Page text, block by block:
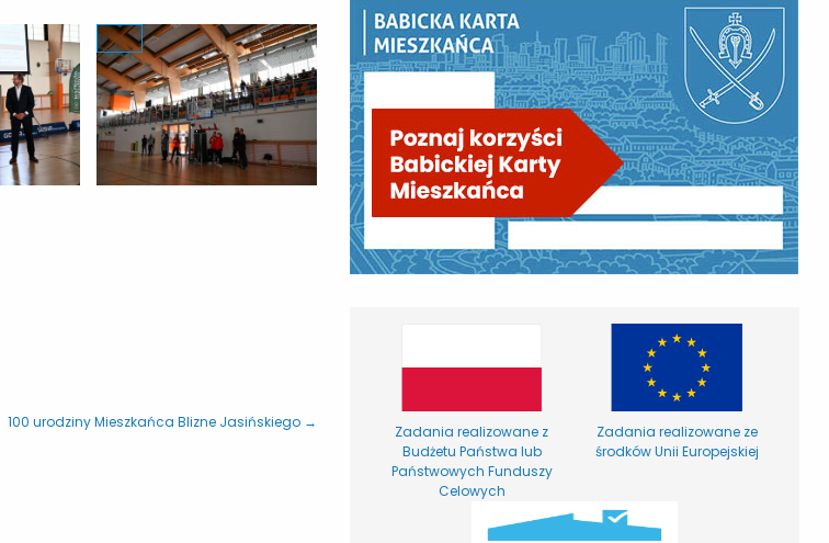
100 urodziny Mieszkańca Blizne Jasińskiego →
Zadania realizowane z
Budżetu Państwa lub
Państwowych Funduszy
Celowych
Zadania realizowane ze
środków Unii Europejskiej